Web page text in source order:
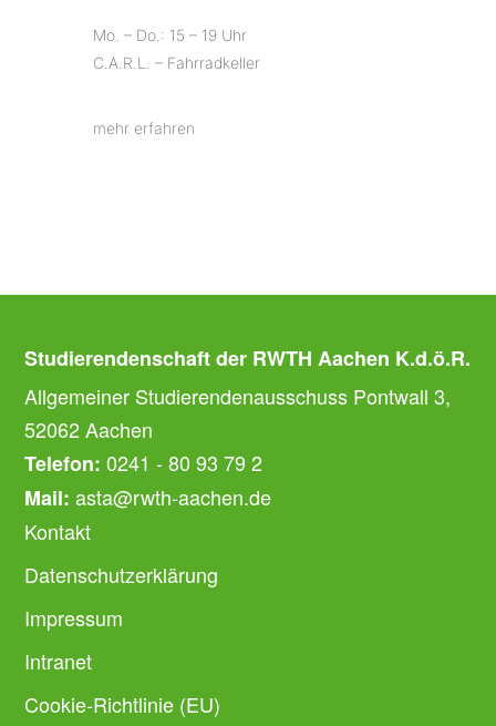
Mo. – Do.: 15 – 19 Uhr
C.A.R.L. – Fahrradkeller
mehr erfahren
Studierendenschaft der RWTH Aachen K.d.ö.R.
Allgemeiner Studierendenausschuss Pontwall 3,
52062 Aachen
Telefon: 0241 - 80 93 79 2
Mail: asta@rwth-aachen.de
Kontakt
Datenschutzerklärung
Impressum
Intranet
Cookie-Richtlinie (EU)